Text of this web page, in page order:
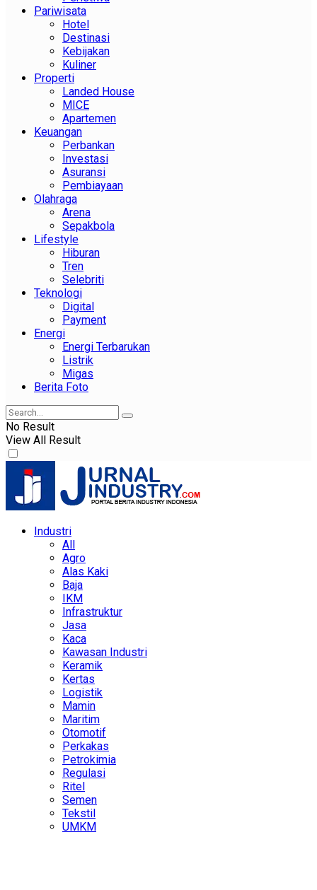
Pariwisata
Hotel
Destinasi
Kebijakan
Kuliner
Properti
Landed House
MICE
Apartemen
Keuangan
Perbankan
Investasi
Asuransi
Pembiayaan
Olahraga
Arena
Sepakbola
Lifestyle
Hiburan
Tren
Selebriti
Teknologi
Digital
Payment
Energi
Energi Terbarukan
Listrik
Migas
Berita Foto
No Result
View All Result
Industri
All
Agro
Alas Kaki
Baja
IKM
Infrastruktur
Jasa
Kaca
Kawasan Industri
Keramik
Kertas
Logistik
Mamin
Maritim
Otomotif
Perkakas
Petrokimia
Regulasi
Ritel
Semen
Tekstil
UMKM